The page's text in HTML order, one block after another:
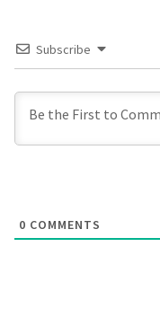
Subscribe
0 COMMENTS